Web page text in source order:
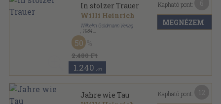
In stolzer Trauer
Willi Heinrich
Wilhelm Goldmann Verlag
1984
Ragasztott papírkötés
Goldmann sorozat
2.480 Ft
50
1.240 ,-Ft
Kapható pont:
MEGNÉZEM
Jahre wie Tau
Kapható pont: